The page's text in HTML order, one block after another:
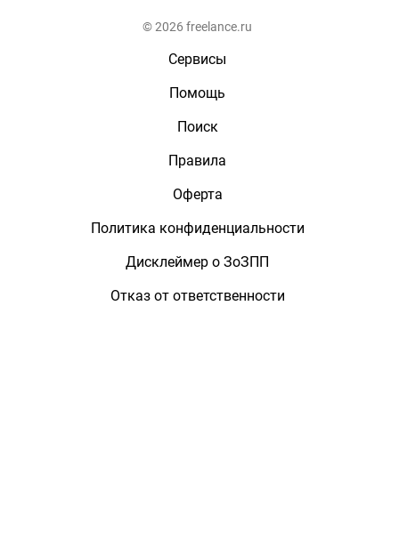
© 2026 freelance.ru
Сервисы
Помощь
Поиск
Правила
Оферта
Политика конфиденциальности
Дисклеймер о ЗоЗПП
Отказ от ответственности